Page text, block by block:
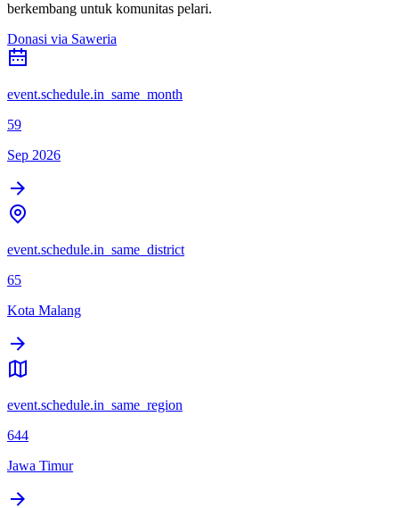
berkembang untuk komunitas pelari.
Donasi via Saweria
event.schedule.in_same_month
59
Sep 2026
event.schedule.in_same_district
65
Kota Malang
event.schedule.in_same_region
644
Jawa Timur